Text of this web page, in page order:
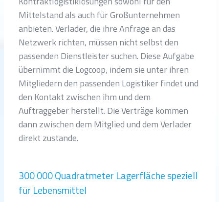
Mittelstand als auch für Großunternehmen
anbieten. Verlader, die ihre Anfrage an das
Netzwerk richten, müssen nicht selbst den
passenden Dienstleister suchen. Diese Aufgabe
übernimmt die Logcoop, indem sie unter ihren
Mitgliedern den passenden Logistiker findet und
den Kontakt zwischen ihm und dem
Auftraggeber herstellt. Die Verträge kommen
dann zwischen dem Mitglied und dem Verlader
direkt zustande.
300 000 Quadratmeter Lagerfläche speziell
für Lebensmittel